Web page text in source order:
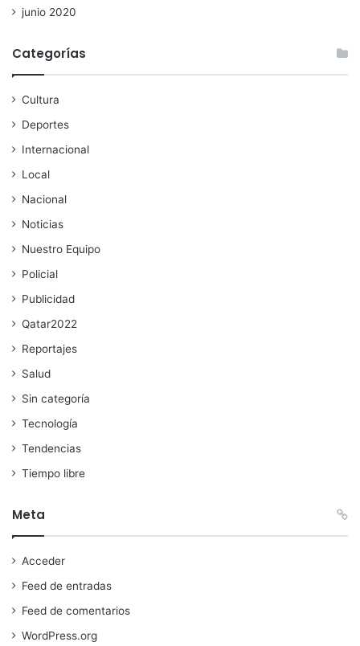
junio 2020
Categorías
Cultura
Deportes
Internacional
Local
Nacional
Noticias
Nuestro Equipo
Policial
Publicidad
Qatar2022
Reportajes
Salud
Sin categoría
Tecnología
Tendencias
Tiempo libre
Meta
Acceder
Feed de entradas
Feed de comentarios
WordPress.org